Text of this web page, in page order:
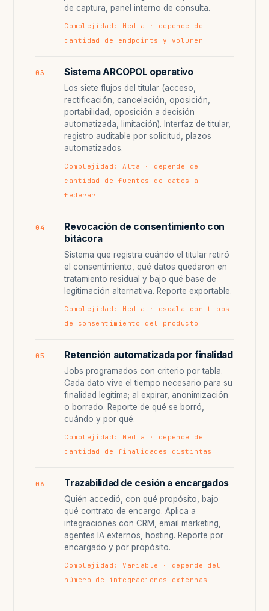
de captura, panel interno de consulta.
Complejidad: Media · depende de
cantidad de endpoints y volumen
03 Sistema ARCOPOL operativo
Los siete flujos del titular (acceso,
rectificación, cancelación, oposición,
portabilidad, oposición a decisión
automatizada, limitación). Interfaz de titular,
registro auditable por solicitud, plazos
automatizados.
Complejidad: Alta · depende de
cantidad de fuentes de datos a
federar
04
Revocación de consentimiento con
bitácora
Sistema que registra cuándo el titular retiró
el consentimiento, qué datos quedaron en
tratamiento residual y bajo qué base de
legitimación alternativa. Reporte exportable.
Complejidad: Media · escala con tipos
de consentimiento del producto
05 Retención automatizada por finalidad
Jobs programados con criterio por tabla.
Cada dato vive el tiempo necesario para su
finalidad legítima; al expirar, anonimización
o borrado. Reporte de qué se borró,
cuándo y por qué.
Complejidad: Media · depende de
cantidad de finalidades distintas
06 Trazabilidad de cesión a encargados
Quién accedió, con qué propósito, bajo
qué contrato de encargo. Aplica a
integraciones con CRM, email marketing,
agentes IA externos, hosting. Reporte por
encargado y por propósito.
Complejidad: Variable · depende del
número de integraciones externas